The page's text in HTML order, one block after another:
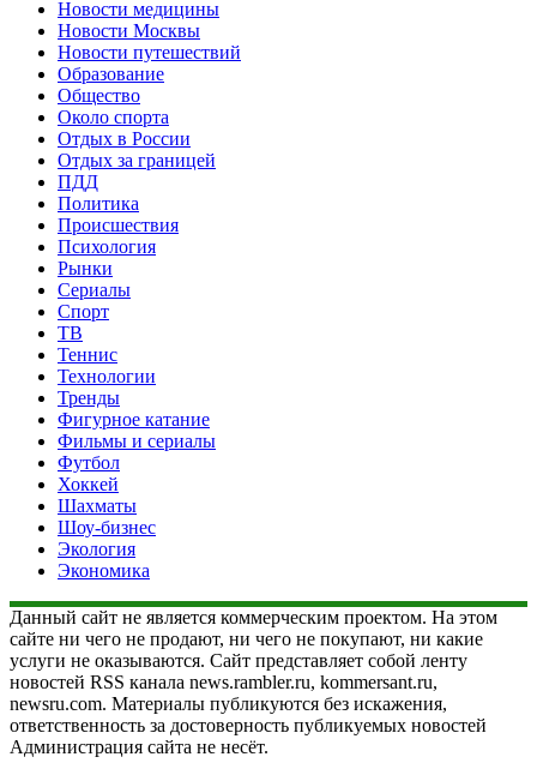
Новости медицины
Новости Москвы
Новости путешествий
Образование
Общество
Около спорта
Отдых в России
Отдых за границей
ПДД
Политика
Происшествия
Психология
Рынки
Сериалы
Спорт
ТВ
Теннис
Технологии
Тренды
Фигурное катание
Фильмы и сериалы
Футбол
Хоккей
Шахматы
Шоу-бизнес
Экология
Экономика
Данный сайт не является коммерческим проектом. На этом
сайте ни чего не продают, ни чего не покупают, ни какие
услуги не оказываются. Сайт представляет собой ленту
новостей RSS канала news.rambler.ru, kommersant.ru,
newsru.com. Материалы публикуются без искажения,
ответственность за достоверность публикуемых новостей
Администрация сайта не несёт.